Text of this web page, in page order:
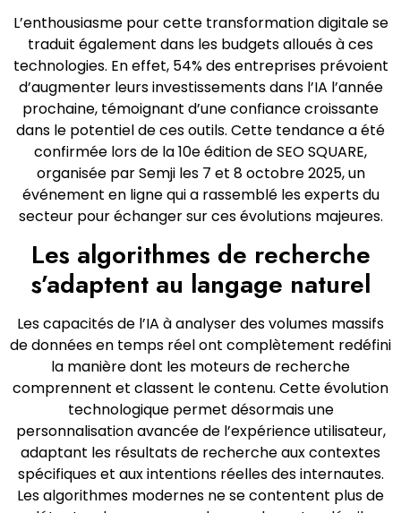
L’enthousiasme pour cette transformation digitale se
traduit également dans les budgets alloués à ces
technologies. En effet, 54% des entreprises prévoient
d’augmenter leurs investissements dans l’IA l’année
prochaine, témoignant d’une confiance croissante
dans le potentiel de ces outils. Cette tendance a été
confirmée lors de la 10e édition de SEO SQUARE,
organisée par Semji les 7 et 8 octobre 2025, un
événement en ligne qui a rassemblé les experts du
secteur pour échanger sur ces évolutions majeures.
Les algorithmes de recherche
s’adaptent au langage naturel
Les capacités de l’IA à analyser des volumes massifs
de données en temps réel ont complètement redéfini
la manière dont les moteurs de recherche
comprennent et classent le contenu. Cette évolution
technologique permet désormais une
personnalisation avancée de l’expérience utilisateur,
adaptant les résultats de recherche aux contextes
spécifiques et aux intentions réelles des internautes.
Les algorithmes modernes ne se contentent plus de